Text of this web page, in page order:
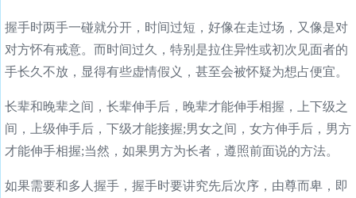
握手时两手一碰就分开，时间过短，好像在走过场，又像是对
对方怀有戒意。而时间过久，特别是拉住异性或初次见面者的
手长久不放，显得有些虚情假义，甚至会被怀疑为想占便宜。
长辈和晚辈之间，长辈伸手后，晚辈才能伸手相握，上下级之
间，上级伸手后，下级才能接握;男女之间，女方伸手后，男方
才能伸手相握;当然，如果男方为长者，遵照前面说的方法。
如果需要和多人握手，握手时要讲究先后次序，由尊而卑，即